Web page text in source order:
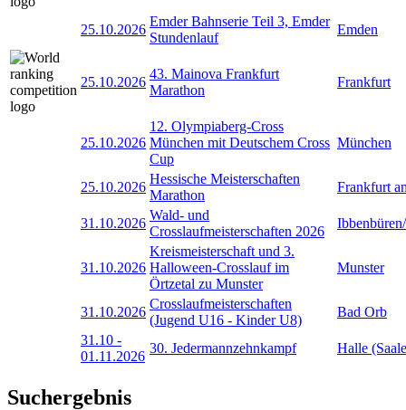
25.10.2026
Emder Bahnserie Teil 3, Emder
Stundenlauf
Emden
25.10.2026
43. Mainova Frankfurt
Marathon
Frankfurt
25.10.2026
12. Olympiaberg-Cross
München mit Deutschem Cross
Cup
München
25.10.2026
Hessische Meisterschaften
Marathon
Frankfurt
31.10.2026
Wald- und
Crosslaufmeisterschaften 2026
31.10.2026
Kreismeisterschaft und 3.
Halloween-Crosslauf im
Örtzetal zu Munster
Munster
31.10.2026
Crosslaufmeisterschaften
(Jugend U16 - Kinder U8)
Bad Orb
31.10 -
01.11.2026
30. Jedermannzehnkampf Halle
Suchergebnis